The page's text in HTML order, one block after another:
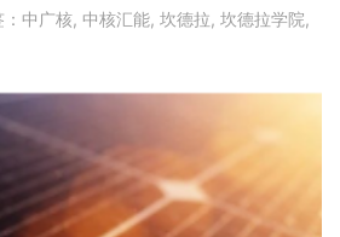
中广核, 中核汇能, 坎德拉, 坎德拉学院,